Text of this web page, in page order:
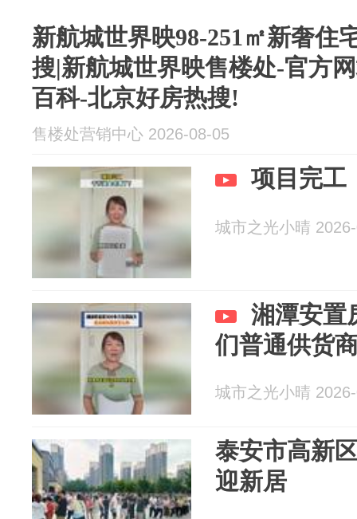
新航城世界映98-251㎡新奢住
搜|新航城世界映售楼处-官方
百科-北京好房热搜!
售楼处营销中心 2026-08-05
项目完工
城市之光小晴
湘潭安置
们普通供货
城市之光小晴
泰安市高新
迎新居